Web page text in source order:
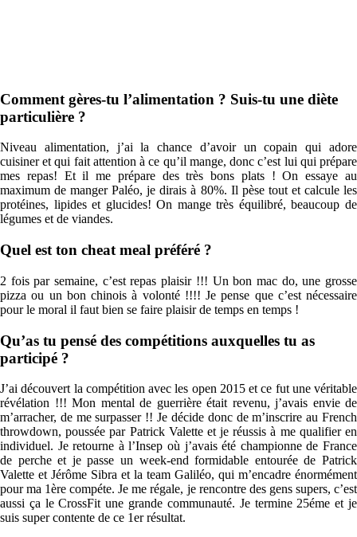
Comment gères-tu l’alimentation ? Suis-tu une diète
particulière ?
Niveau alimentation, j’ai la chance d’avoir un copain qui adore
cuisiner et qui fait attention à ce qu’il mange, donc c’est lui qui prépare
mes repas! Et il me prépare des très bons plats ! On essaye au
maximum de manger Paléo, je dirais à 80%. Il pèse tout et calcule les
protéines, lipides et glucides! On mange très équilibré, beaucoup de
légumes et de viandes.
Quel est ton cheat meal préféré ?
2 fois par semaine, c’est repas plaisir !!! Un bon mac do, une grosse
pizza ou un bon chinois à volonté !!!! Je pense que c’est nécessaire
pour le moral il faut bien se faire plaisir de temps en temps !
Qu’as tu pensé des compétitions auxquelles tu as
participé ?
J’ai découvert la compétition avec les open 2015 et ce fut une véritable
révélation !!! Mon mental de guerrière était revenu, j’avais envie de
m’arracher, de me surpasser !! Je décide donc de m’inscrire au French
throwdown, poussée par Patrick Valette et je réussis à me qualifier en
individuel. Je retourne à l’Insep où j’avais été championne de France
de perche et je passe un week-end formidable entourée de Patrick
Valette et Jérôme Sibra et la team Galiléo, qui m’encadre énormément
pour ma 1ère compéte. Je me régale, je rencontre des gens supers, c’est
aussi ça le CrossFit une grande communauté. Je termine 25éme et je
suis super contente de ce 1er résultat.